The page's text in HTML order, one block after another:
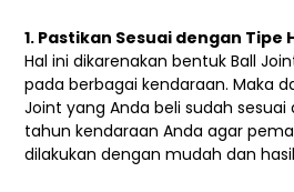
1. Pastikan Sesuai dengan Tipe
Hal ini dikarenakan bentuk Ball
pada berbagai kendaraan. Maka
Joint yang Anda beli sudah
tahun kendaraan Anda agar
dilakukan dengan mudah dan